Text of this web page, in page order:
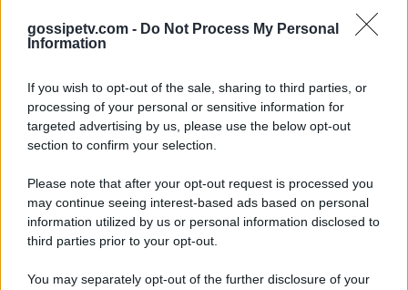
gossipetv.com - Do Not Process My Personal
Information
If you wish to opt-out of the sale, sharing to third parties, or
processing of your personal or sensitive information for
targeted advertising by us, please use the below opt-out
section to confirm your selection.
Please note that after your opt-out request is processed you
may continue seeing interest-based ads based on personal
information utilized by us or personal information disclosed to
third parties prior to your opt-out.
You may separately opt-out of the further disclosure of your
Gossip e TV è un sito di MASTE S.r.l.
viale Luigi Majno n. 21 - 20129 Milano (MI)
P.Iva 10909580960